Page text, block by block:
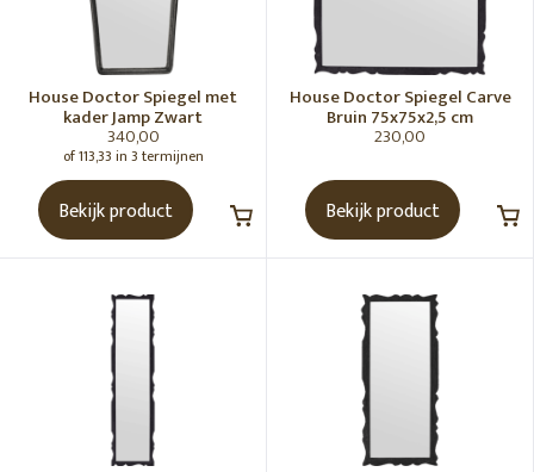
Vloerkleden
Plaids
Wandrekken
Kunstobjecten & ornament
SORTEREN OP
House Doctor Spiegel met
kader Jamp Zwart
340,00
of 113,33 in 3 termijnen
Bekijk product
House Doctor Spiegel Carve
Bruin 75x75x2,5 cm
230,00
Bekijk product